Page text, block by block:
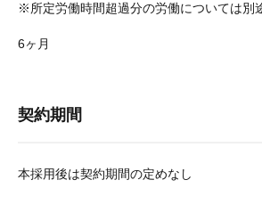
※所定労働時間超過分の労働については別
6ヶ月
契約期間
本採用後は契約期間の定めなし